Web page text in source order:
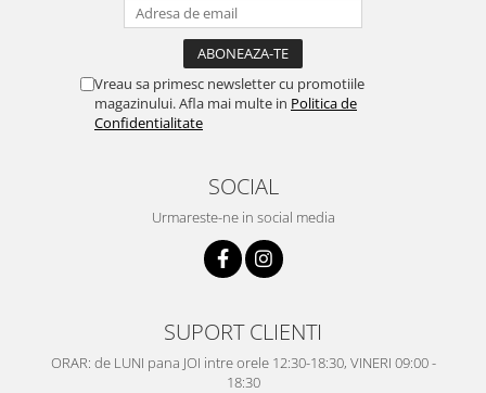
Vreau sa primesc newsletter cu promotiile
magazinului. Afla mai multe in Politica de
Confidentialitate
SOCIAL
Urmareste-ne in social media
SUPORT CLIENTI
ORAR: de LUNI pana JOI intre orele 12:30-18:30, VINERI 09:00 -
18:30